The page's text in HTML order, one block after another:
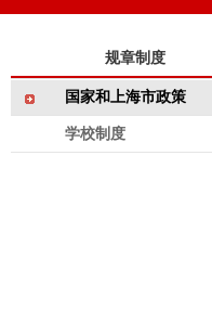
规章制度
国家和上海市政策
学校制度